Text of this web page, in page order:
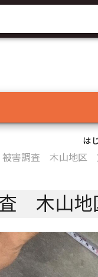
は
被害調査 木山地区
査 木山